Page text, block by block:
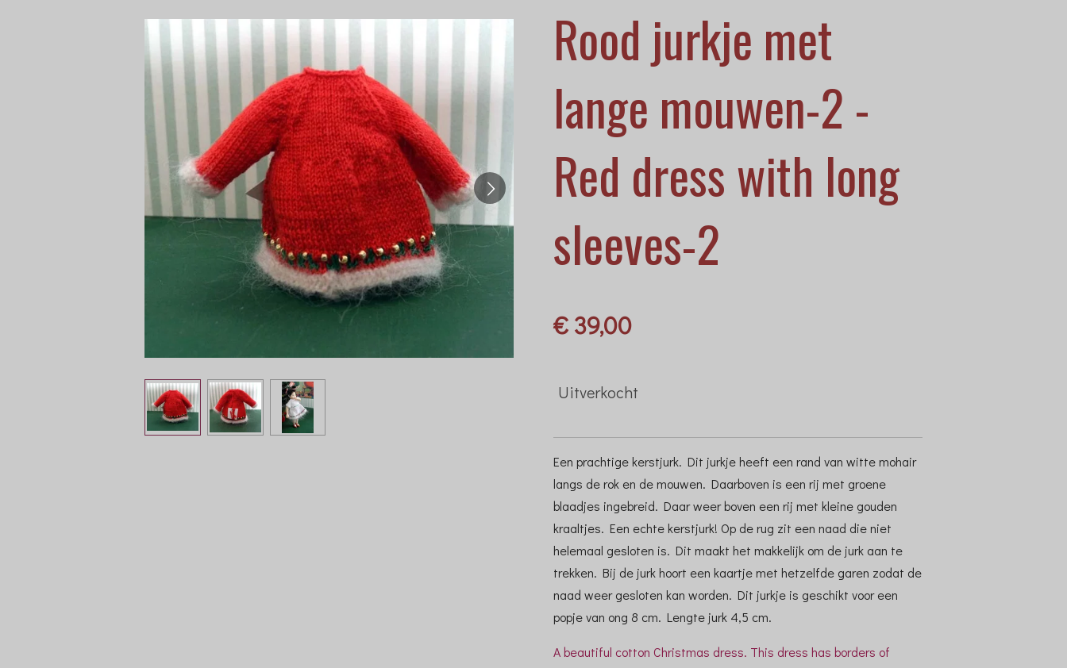
Rood jurkje met
lange mouwen-2 -
Red dress with long
sleeves-2
€ 39,00
Uitverkocht
Een prachtige kerstjurk. Dit jurkje heeft een rand van witte mohair
langs de rok en de mouwen. Daarboven is een rij met groene
blaadjes ingebreid. Daar weer boven een rij met kleine gouden
kraaltjes. Een echte kerstjurk! Op de rug zit een naad die niet
helemaal gesloten is. Dit maakt het makkelijk om de jurk aan te
trekken. Bij de jurk hoort een kaartje met hetzelfde garen zodat de
naad weer gesloten kan worden. Dit jurkje is geschikt voor een
popje van ong 8 cm. Lengte jurk 4,5 cm.
A beautiful cotton Christmas dress. This dress has borders of